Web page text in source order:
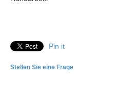
Pin it
Stellen Sie eine Frage